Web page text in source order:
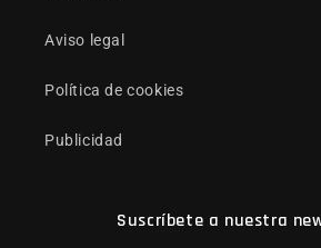
Aviso legal
Política de cookies
Publicidad
Suscríbete a nuestra